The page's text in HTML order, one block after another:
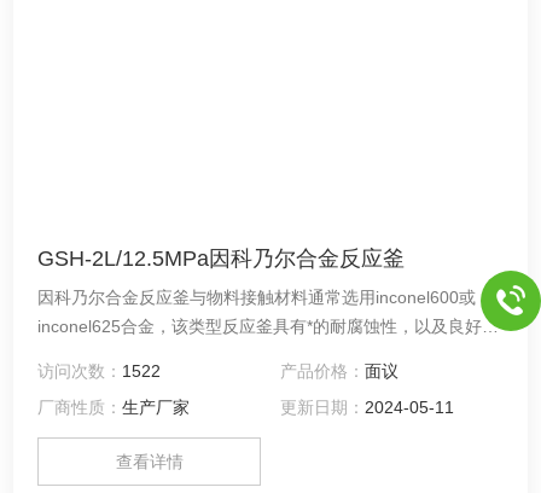
GSH-2L/12.5MPa因科乃尔合金反应釜
因科乃尔合金反应釜与物料接触材料通常选用inconel600或
inconel625合金，该类型反应釜具有*的耐腐蚀性，以及良好的
耐Z高温度850℃，该类型反应釜被广泛应用于耐腐蚀或耐高温
环境。
访问次数： 1522 产品价格： 面议
厂商性质：生产厂家 更新日期： 2024-05-11
查看详情